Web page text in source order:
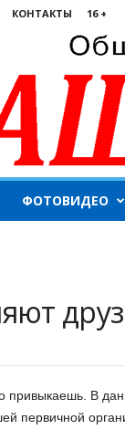
КОНТАКТЫ 16 +
ФОТОВИДЕО
привыкаешь. В
первичной